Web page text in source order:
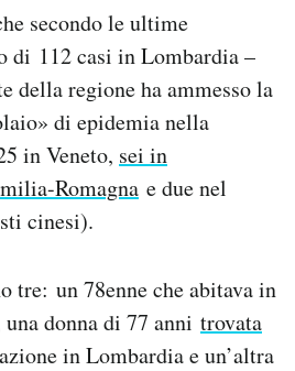
secondo le ultime
di 112 casi in Lombardia –
della regione ha ammesso la
di epidemia nella
in Veneto, sei in
Romagna e due nel
cinesi).
tre: un 78enne che abitava in
donna di 77 anni trovata
in Lombardia e un’altra